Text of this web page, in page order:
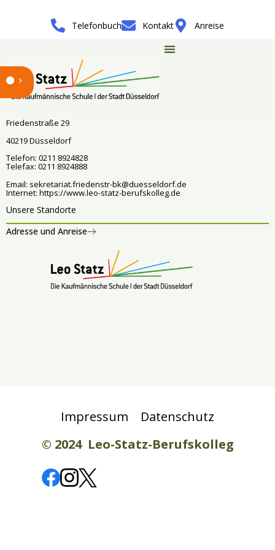
Telefonbuch Kontakt Anreise
Bildungsangebot
Friedenstraße 29
40219 Düsseldorf
Telefon: 0211 8924828
Telefax: 0211 8924888
Email: sekretariat.friedenstr-bk@duesseldorf.de
Internet: https://www.leo-statz-berufskolleg.de
Unsere Standorte
Adresse und Anreise
Impressum
Datenschutz
© 2024 Leo-Statz-Berufskolleg